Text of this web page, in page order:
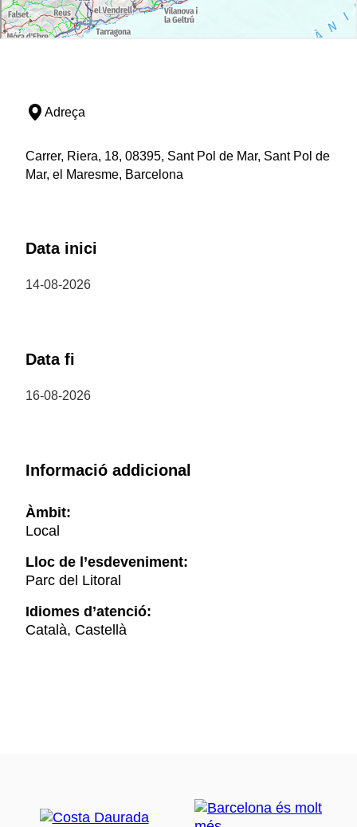
Adreça
Carrer, Riera, 18, 08395, Sant Pol de Mar, Sant Pol de
Mar, el Maresme, Barcelona
Data inici
14-08-2026
Data fi
16-08-2026
Informació addicional
Àmbit:
Local
Lloc de l’esdeveniment:
Parc del Litoral
Idiomes d’atenció:
Català, Castellà